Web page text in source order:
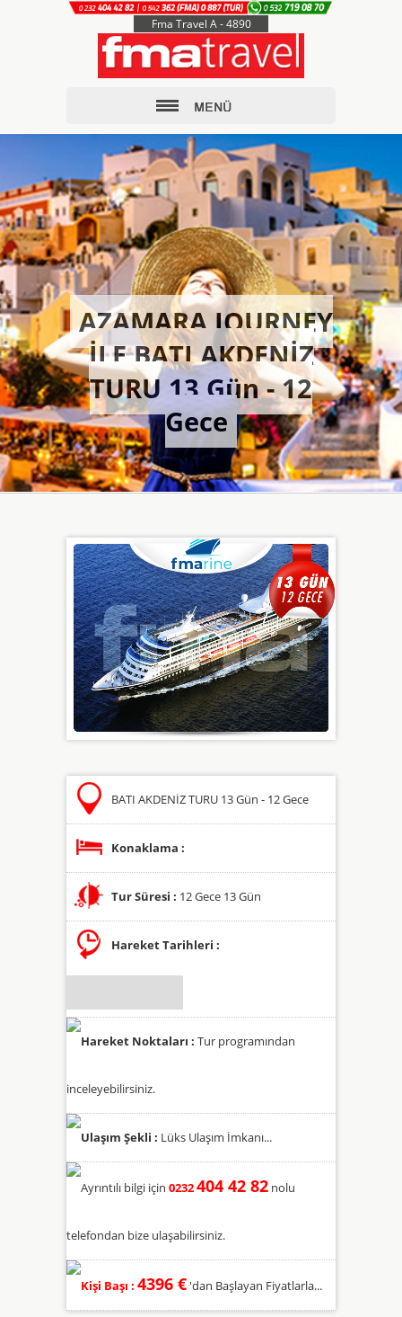
Fma Travel A - 4890
AZAMARA JOURNEY
İLE BATI AKDENİZ
TURU 13 Gün - 12
Gece
BATI AKDENİZ TURU 13 Gün - 12 Gece
Konaklama :
Tur Süresi : 12 Gece 13 Gün
Hareket Tarihleri :
Hareket Noktaları : Tur programından
inceleyebilirsiniz.
Ulaşım Şekli : Lüks Ulaşım İmkanı...
Ayrıntılı bilgi için 0232404 42 82 nolu
telefondan bize ulaşabilirsiniz.
Kişi Başı : 4396 €'dan Başlayan Fiyatlarla...